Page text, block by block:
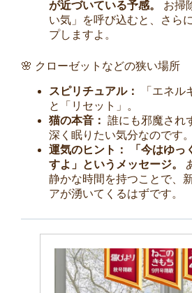
が近づいている予感。
お掃
い気」を呼び込むと、さら
プしますよ。
🌸 クローゼットなどの狭い場所
スピリチュアル：
「エネル
と「リセット」。
猫の本音： 誰にも邪魔され
深く眠りたい気分なのです。
運気のヒント：
「今はゆっ
すよ」というメッセージ。
静かな時間を持つことで、
アが湧いてくるはずです。